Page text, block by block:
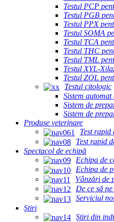
Testul PCP
Testul PGB
Testul PPX
Testul SOMA
Testul TCA
Testul THC
Testul TML
Testul XYL-
Testul ZOL
Testul citologic
Sistem
Sistem de
Sistem de
Produse veterinare
Test rapid
Test rapid
Spectacol de echipă
Echipa de
Echipa de
Vânzări de
De ce să
Serviciul
Ştiri
Știri din